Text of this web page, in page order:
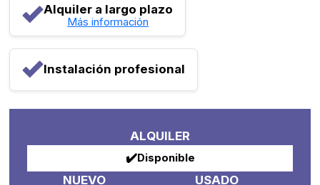
Alquiler a largo plazo
Más información
Instalación profesional
ALQUILER
✔️Disponible
NUEVO
USADO